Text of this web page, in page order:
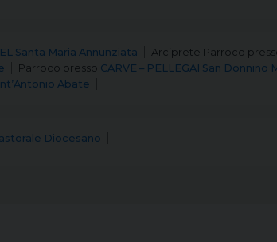
Santa Maria Annunziata Arciprete Parroco
Parroco presso CARVE – PELLEGAI San Donnino
Abate
Diocesano